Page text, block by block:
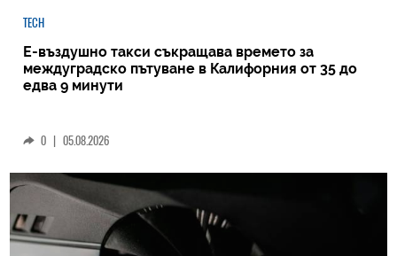
TECH
Е-въздушно такси съкращава времето за
междуградско пътуване в Калифорния от 35 до
едва 9 минути
0 | 05.08.2026